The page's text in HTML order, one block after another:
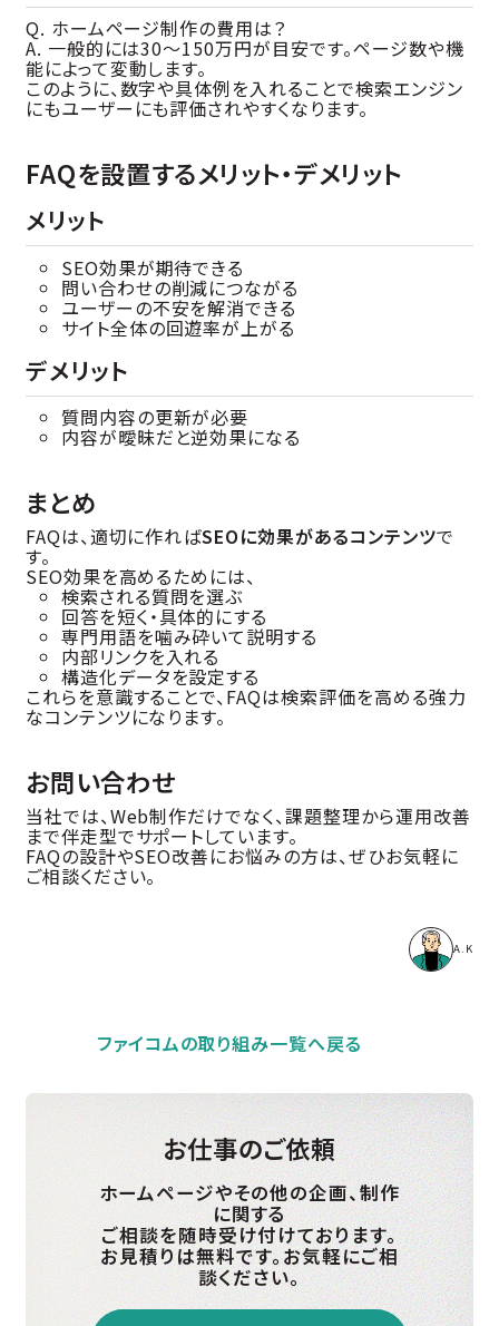
Q. ホームページ制作の費用は？
A. 一般的には30〜150万円が目安です。ページ数や機
能によって変動します。
このように、数字や具体例を入れることで検索エンジン
にもユーザーにも評価されやすくなります。
FAQを設置するメリット・デメリット
メリット
SEO効果が期待できる
問い合わせの削減につながる
ユーザーの不安を解消できる
サイト全体の回遊率が上がる
デメリット
質問内容の更新が必要
内容が曖昧だと逆効果になる
まとめ
FAQは、適切に作ればSEOに効果があるコンテンツで
す。
SEO効果を高めるためには、
検索される質問を選ぶ
回答を短く・具体的にする
専門用語を噛み砕いて説明する
内部リンクを入れる
構造化データを設定する
これらを意識することで、FAQは検索評価を高める強力
なコンテンツになります。
お問い合わせ
当社では、Web制作だけでなく、課題整理から運用改善
まで伴走型でサポートしています。
FAQの設計やSEO改善にお悩みの方は、ぜひお気軽に
ご相談ください。
A.K
ファイコムの取り組み一覧へ戻る
お仕事のご依頼
ホームページやその他の企画、制作
に関する
ご相談を随時受け付けております。
お見積りは無料です。お気軽にご相
談ください。